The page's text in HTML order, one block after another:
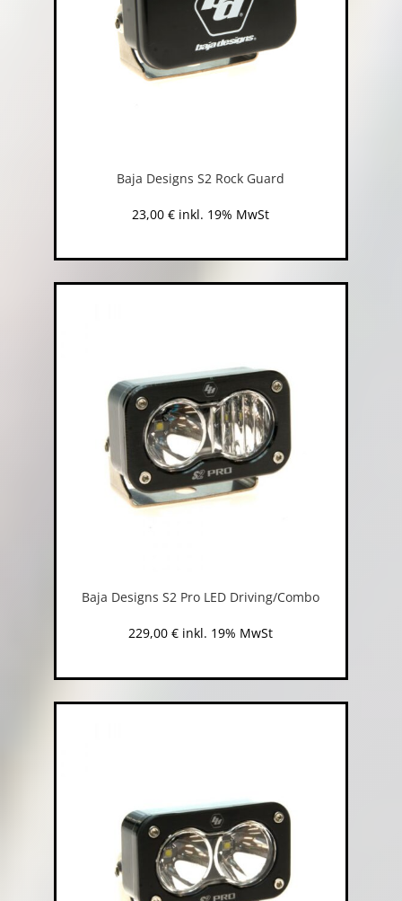
Baja Designs S2 Rock Guard
23,00€ inkl. 19% MwSt
Baja Designs S2 Pro LED Driving/Combo
229,00€ inkl. 19% MwSt